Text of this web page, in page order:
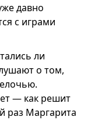
давно
с играми
ли
о том,
— как решит
раз Маргарита